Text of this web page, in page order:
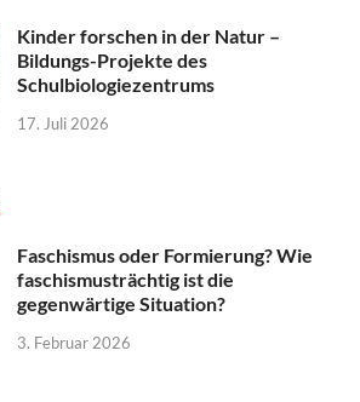
Kinder forschen in der Natur –
Bildungs-Projekte des
Schulbiologiezentrums
17. Juli 2026
Faschismus oder Formierung? Wie
faschismusträchtig ist die
gegenwärtige Situation?
3. Februar 2026